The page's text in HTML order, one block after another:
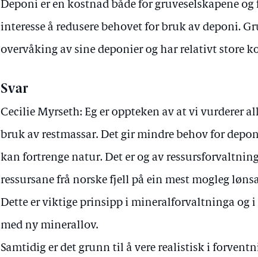
Deponi er en kostnad både for gruveselskapene
interesse å redusere behovet for bruk av deponi.
overvåking av sine deponier og har relativt store
Svar
Cecilie Myrseth: Eg er oppteken av at vi vurderer
bruk av restmassar. Det gir mindre behov for
kan fortrenge natur. Det er og av
ressursane frå norske fjell på ein mest mogleg
Dette er viktige prinsipp i mineralforvaltninga og i
med ny minerallov.
Samtidig er det grunn til å vere realistisk i